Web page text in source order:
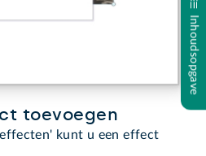
toevoegen
kunt u een effect
Inhoudsopgave